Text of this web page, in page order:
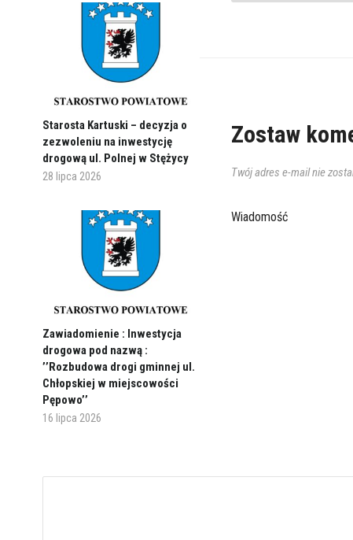
Starosta Kartuski – decyzja o
zezwoleniu na inwestycję
drogową ul. Polnej w Stężycy
28 lipca 2026
Zawiadomienie : Inwestycja
drogowa pod nazwą :
’’Rozbudowa drogi gminnej ul.
Chłopskiej w miejscowości
Pępowo’’
16 lipca 2026
Zostaw
Twój adres e-mail nie
Wiadomość